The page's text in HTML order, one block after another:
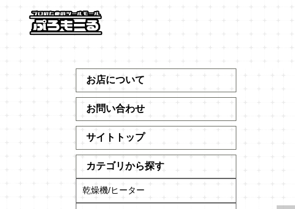
お店について
お問い合わせ
サイトトップ
カテゴリから探す
乾燥機/ヒーター